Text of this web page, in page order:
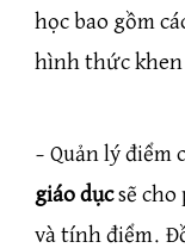
học bao gồm
hình thức
– Quản lý điểm
giáo dụcsẽ cho
và tính điểm.